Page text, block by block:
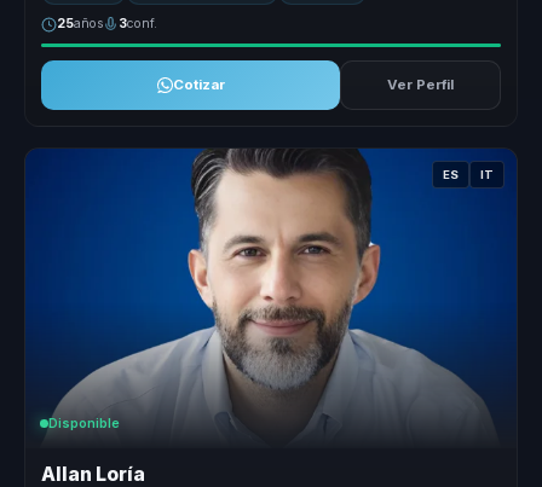
25años 3conf.
Cotizar Ver Perfil
ES IT
Disponible
Allan Loría